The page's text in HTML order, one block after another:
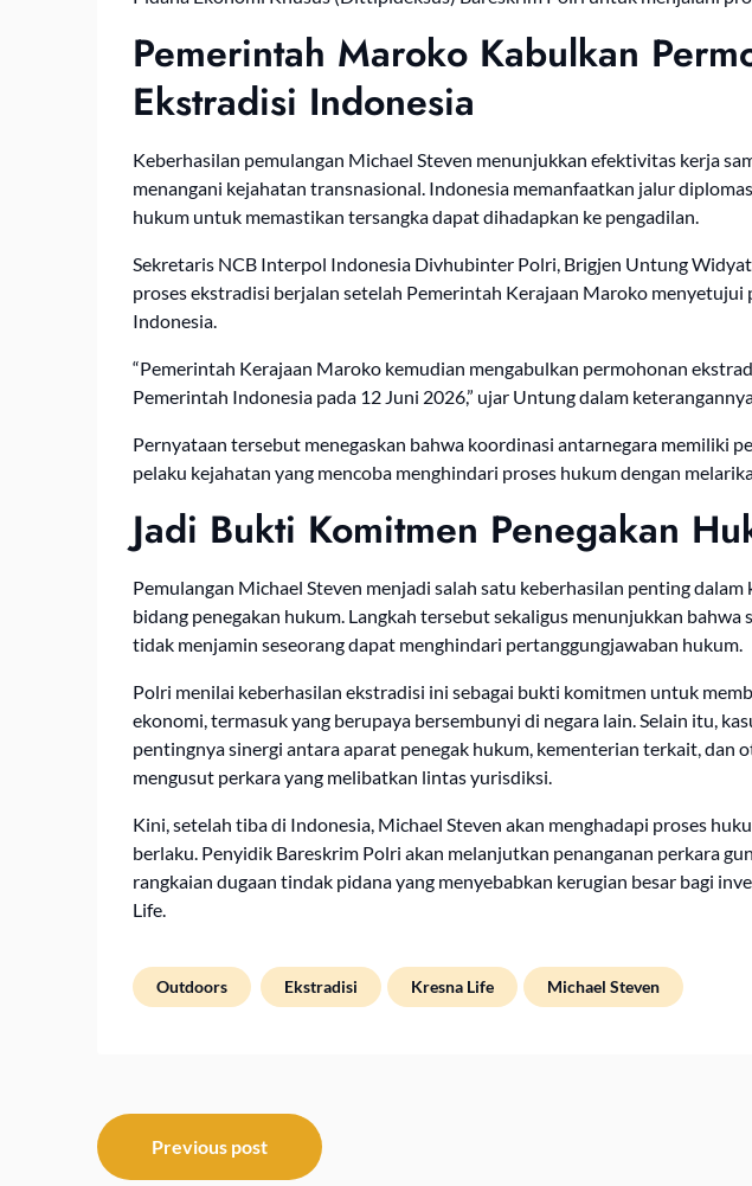
Pemerintah Maroko Kabulkan
Ekstradisi Indonesia
Keberhasilan pemulangan Michael Steven menunjukkan efektivitas kerja
menangani kejahatan transnasional. Indonesia memanfaatkan jalur
hukum untuk memastikan tersangka dapat dihadapkan ke pengadilan.
Sekretaris NCB Interpol Indonesia Divhubinter Polri, Brigjen Untung
proses ekstradisi berjalan setelah Pemerintah Kerajaan Maroko menyetujui
Indonesia.
“Pemerintah Kerajaan Maroko kemudian mengabulkan permohonan
Pemerintah Indonesia pada 12 Juni 2026,” ujar Untung dalam
Pernyataan tersebut menegaskan bahwa koordinasi antarnegara memiliki
pelaku kejahatan yang mencoba menghindari proses hukum dengan
Jadi Bukti Komitmen Penegakan
Pemulangan Michael Steven menjadi salah satu keberhasilan penting dalam
bidang penegakan hukum. Langkah tersebut sekaligus menunjukkan
tidak menjamin seseorang dapat menghindari pertanggungjawaban hukum.
Polri menilai keberhasilan ekstradisi ini sebagai bukti komitmen untuk
ekonomi, termasuk yang berupaya bersembunyi di negara lain. Selain itu,
pentingnya sinergi antara aparat penegak hukum, kementerian terkait, dan
mengusut perkara yang melibatkan lintas yurisdiksi.
Kini, setelah tiba di Indonesia, Michael Steven akan menghadapi proses
berlaku. Penyidik Bareskrim Polri akan melanjutkan penanganan perkara
rangkaian dugaan tindak pidana yang menyebabkan kerugian besar bagi
Life.
Outdoors Ekstradisi Kresna Life Michael Steven
PostPrevious post